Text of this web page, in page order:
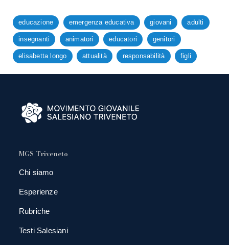
educazione emergenza educativa giovani adulti
insegnanti animatori educatori genitori
elisabetta longo attualità responsabilità figli
MGS Triveneto
Chi siamo
Esperienze
Rubriche
Testi Salesiani